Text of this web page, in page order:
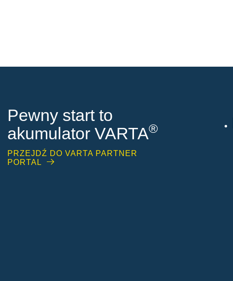
Pewny start to
akumulator VARTA®
PRZEJDŹ DO VARTA PARTNER
PORTAL